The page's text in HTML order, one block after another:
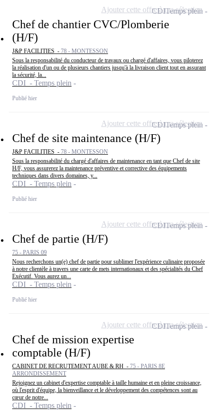
Chef de chantier CVC/Plomberie
(H/F)
J&P FACILITIES - 78 - MONTESSON
Sous la responsabilité du conducteur de travaux ou chargé d'affaires, vous piloterez
la réalisation d'un ou de plusieurs chantiers jusqu'à la livraison client tout en assurant
la sécurité, la...
CDI - Temps plein
Publié hier
CDITemps plein
Ajouter cette offre à ma sélection
Chef de site maintenance (H/F)
J&P FACILITIES - 78 - MONTESSON
Sous la responsabilité du chargé d'affaires de maintenance en tant que Chef de site
H/F, vous assurerez la maintenance préventive et corrective des équipements
techniques dans divers domaines, y...
CDI - Temps plein
Publié hier
CDITemps plein
Ajouter cette offre à ma sélection
Chef de partie (H/F)
75 - PARIS 09
Nous recherchons un(e) chef de partie pour sublimer l'expérience culinaire proposée
à notre clientèle à travers une carte de mets internationaux et des spécialités du Chef
Exécutif. Vous aurez un...
CDI - Temps plein
Publié hier
CDITemps plein
Ajouter cette offre à ma sélection
Chef de mission expertise
comptable (H/F)
CABINET DE RECRUTEMENT AUBE & RH - 75 - PARIS 8E
ARRONDISSEMENT
Rejoignez un cabinet d'expertise comptable à taille humaine et en pleine croissance,
où l'esprit d'équipe, la bienveillance et le développement des compétences sont au
cœur de notre...
CDI - Temps plein
CDITemps plein
Ajouter cette offre à ma sélection